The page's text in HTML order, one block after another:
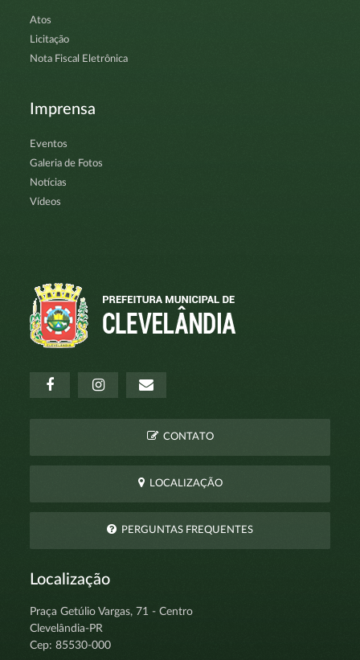
Atos
Licitação
Nota Fiscal Eletrônica
Imprensa
Eventos
Galeria de Fotos
Notícias
Vídeos
CONTATO
LOCALIZAÇÃO
PERGUNTAS FREQUENTES
Localização
Praça Getúlio Vargas, 71 - Centro
Clevelândia-PR
Cep: 85530-000